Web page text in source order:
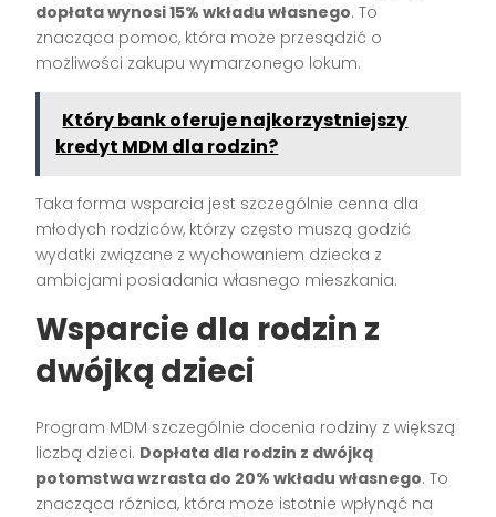
dopłata wynosi 15% wkładu własnego. To
znacząca pomoc, która może przesądzić o
możliwości zakupu wymarzonego lokum.
Który bank oferuje najkorzystniejszy
kredyt MDM dla rodzin?
Taka forma wsparcia jest szczególnie cenna dla
młodych rodziców, którzy często muszą godzić
wydatki związane z wychowaniem dziecka z
ambicjami posiadania własnego mieszkania.
Wsparcie dla rodzin z
dwójką dzieci
Program MDM szczególnie docenia rodziny z większą
liczbą dzieci. Dopłata dla rodzin z dwójką
potomstwa wzrasta do 20% wkładu własnego. To
znacząca różnica, która może istotnie wpłynąć na